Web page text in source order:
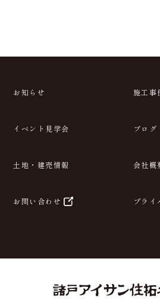
お知らせ
イベント見学会
土地・建売情報
施工事
ブログ
会社概
お問い合わせ プライ